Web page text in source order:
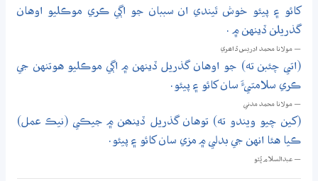
کائو ۽ پيئو خوش ٿيندي ان سببان جو اڳي ڪري موڪليو اوهان
گذريلن ڏينهن ۾ .
— مولانا محمد ادريس ڏاھري
(اتي چئبن ته) جو اوهان گذريل ڏينهن ۾ اڳي موڪليو هوتنهن جي
ڪري سلامتيءَ سان کائو ۽ پيئو.
— مولانا محمد مدني
(کين چيو ويندو ته) توهان گذريل ڏينھن ۾ جيڪي (نيڪ عمل)
ڪيا هئا انهن جي بدلي ۾ مزي سان کائو ۽ پيئو.
— عبدالسلام ڀُٽو